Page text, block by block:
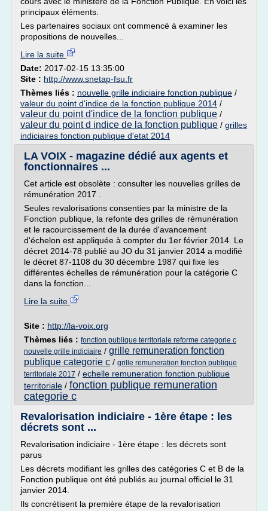
principaux éléments.
Les partenaires sociaux ont commencé à examiner les
propositions de nouvelles...
Lire la suite
Date: 2017-02-15 13:35:00
Site : http://www.snetap-fsu.fr
Thèmes liés : nouvelle grille indiciaire fonction publique /
valeur du point d'indice de la fonction publique 2014 /
valeur du point d'indice de la fonction publique /
valeur du point d indice de la fonction publique / grilles
indiciaires fonction publique d'etat 2014
LA VOIX - magazine dédié aux agents et
fonctionnaires ...
Cet article est obsolète : consulter les nouvelles grilles de
rémunération 2017 .
Seules revalorisations consenties par la ministre de la
Fonction publique, la refonte des grilles de rémunération
et le racourcissement de la durée d'avancement
d'échelon est appliquée à compter du 1er février 2014. Le
décret 2014-78 publié au JO du 31 janvier 2014 a modifié
le décret 87-1108 du 30 décembre 1987 qui fixe les
différentes échelles de rémunération pour la catégorie C
dans la fonction...
Lire la suite
Site : http://la-voix.org
Thèmes liés : fonction publique territoriale reforme categorie c
nouvelle grille indiciaire / grille remuneration fonction
publique categorie c / grille remuneration fonction publique
territoriale 2017 / echelle remuneration fonction publique
territoriale / fonction publique remuneration
categorie c
Revalorisation indiciaire - 1ère étape : les
décrets sont ...
Revalorisation indiciaire - 1ère étape : les décrets sont
parus
Les décrets modifiant les grilles des catégories C et B de la
Fonction publique ont été publiés au journal officiel le 31
janvier 2014.
Ils concrétisent la première étape de la revalorisation